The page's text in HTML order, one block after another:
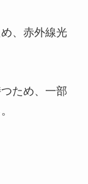
、赤外線光
ため、一部